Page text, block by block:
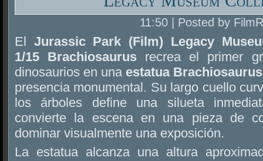
11:50 | Posted by
El Jurassic Park (Film) Legacy
1/15 Brachiosaurus recrea el primer
dinosaurios en una estatua
presencia monumental. Su largo cuello
los árboles define una silueta
convierte la escena en una pieza de
dominar visualmente una exposición.
La estatua alcanza una altura